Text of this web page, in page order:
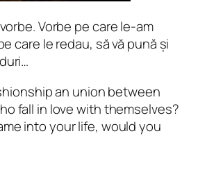
Vorbe pe care le-am
care le redau, să vă pună și
an union between
fall in love with themselves?
into your life, would you